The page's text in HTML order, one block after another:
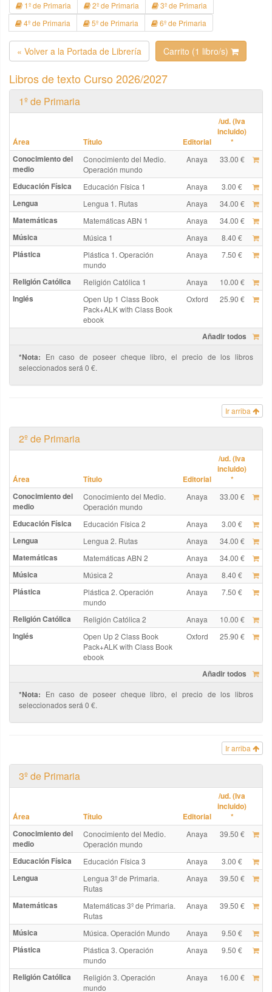
1º de Primaria 2º de Primaria
3º de Primaria
4º de Primaria
5º de Primaria 6º de Primaria
« Volver a la Portada de Librería Carrito (1 libro/s)
Libros de texto Curso 2026/2027
1º de Primaria
Área Título Editorial
/ud. (Iva
incluido)
*
Conocimiento del
medio
Conocimiento del Medio.
Operación mundo
Anaya 33.00 €
Educación Física Educación Física 1 Anaya 3.00 €
Lengua Lengua 1. Rutas Anaya 34.00 €
Matemáticas Matemáticas ABN 1 Anaya 34.00 €
Música Música 1 Anaya 8.40 €
Plástica
Plástica 1. Operación
mundo
Anaya 7.50 €
Religión Católica Religión Católica 1 Anaya 10.00 €
Inglés
Open Up 1 Class Book
Pack+ALK with Class Book
ebook
Oxford 25.90 €
Añadir todos
*Nota: En caso de poseer cheque libro, el precio de los libros
seleccionados será 0 €.
Ir arriba
2º de Primaria
Área Título Editorial
/ud. (Iva
incluido)
*
Conocimiento del
medio
Conocimiento del Medio.
Operación mundo
Anaya 33.00 €
Educación Física Educación Física 2 Anaya 3.00 €
Lengua Lengua 2. Rutas Anaya 34.00 €
Matemáticas Matemáticas ABN 2 Anaya 34.00 €
Música Música 2 Anaya 8.40 €
Plástica
Plástica 2. Operación
mundo
Anaya 7.50 €
Religión Católica Religión Católica 2 Anaya 10.00 €
Inglés
Open Up 2 Class Book
Pack+ALK with Class Book
ebook
Oxford 25.90 €
Añadir todos
*Nota: En caso de poseer cheque libro, el precio de los libros
seleccionados será 0 €.
Ir arriba
3º de Primaria
Área Título Editorial
/ud. (Iva
incluido)
*
Conocimiento del
medio
Conocimiento del Medio.
Operación mundo
Anaya 39.50 €
Educación Física Educación Física 3 Anaya 3.00 €
Lengua
Lengua 3º de Primaria.
Rutas
Anaya 39.50 €
Matemáticas
Matemáticas 3º de Primaria.
Rutas
Anaya 39.50 €
Música Música. Operación Mundo Anaya 9.50 €
Plástica
Plástica 3. Operación
mundo
Anaya 9.50 €
Religión Católica
Religión 3. Operación
mundo
Anaya 16.00 €